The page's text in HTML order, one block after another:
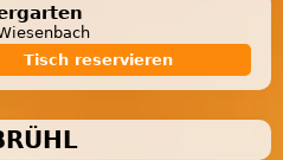
Tisch reservieren